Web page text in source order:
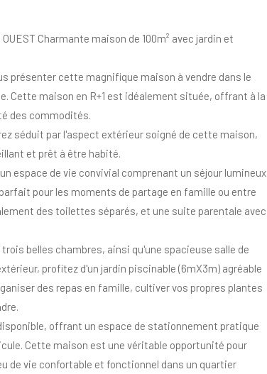
OUEST Charmante maison de 100m² avec jardin et
présenter cette magnifique maison à vendre dans le
Cette maison en R+1 est idéalement située, offrant à la
des commodités.
séduit par l'aspect extérieur soigné de cette maison,
et prêt à être habité.
espace de vie convivial comprenant un séjour lumineux
pour les moments de partage en famille ou entre
des toilettes séparés, et une suite parentale avec
belles chambres, ainsi qu'une spacieuse salle de
profitez d'un jardin piscinable (6mX3m) agréable
des repas en famille, cultiver vos propres plantes
offrant un espace de stationnement pratique
Cette maison est une véritable opportunité pour
de vie confortable et fonctionnel dans un quartier